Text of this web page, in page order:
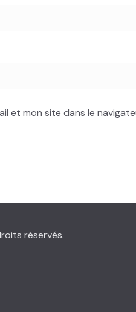
et mon site dans le
réservés.